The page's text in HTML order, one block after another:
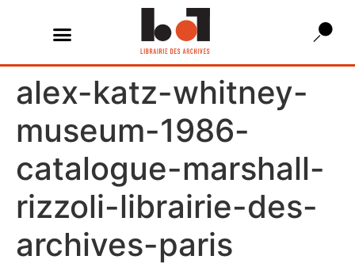
alex-katz-whitney-
museum-1986-
catalogue-marshall-
rizzoli-librairie-des-
archives-paris